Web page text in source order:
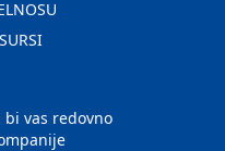
vas redovno